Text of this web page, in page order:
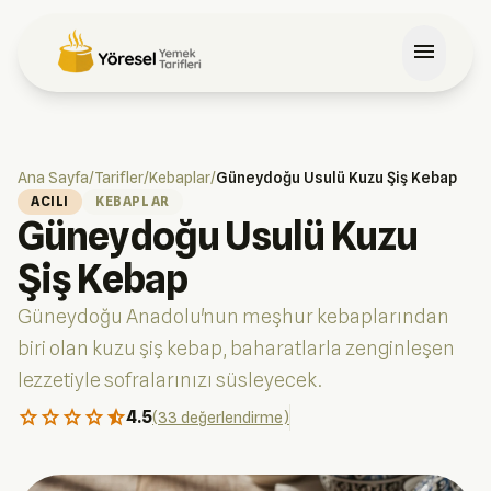
menu
Ana Sayfa/Tarifler/Kebaplar/Güneydoğu Usulü Kuzu Şiş Kebap
ACILI KEBAPLAR
Güneydoğu Usulü Kuzu
Şiş Kebap
Güneydoğu Anadolu'nun meşhur kebaplarından
biri olan kuzu şiş kebap, baharatlarla zenginleşen
lezzetiyle sofralarınızı süsleyecek.
starstarstarstarstar_half4.5(33 değerlendirme)